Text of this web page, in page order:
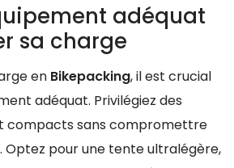
adéquat
sa charge
en Bikepacking, il est crucial
adéquat. Privilégiez des
compacts sans compromettre
Optez pour une tente ultralégère,